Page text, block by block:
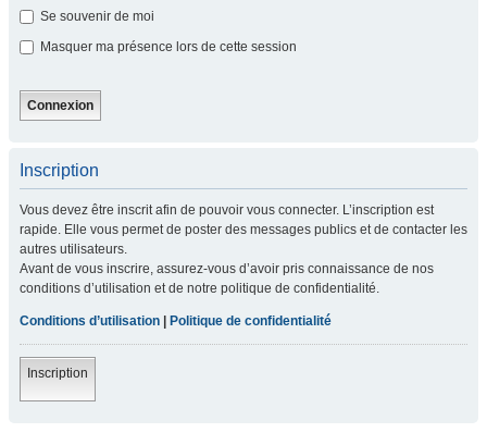
Se souvenir de moi
Masquer ma présence lors de cette session
Inscription
Vous devez être inscrit afin de pouvoir vous connecter. L’inscription est
rapide. Elle vous permet de poster des messages publics et de contacter les
autres utilisateurs.
Avant de vous inscrire, assurez-vous d’avoir pris connaissance de nos
conditions d’utilisation et de notre politique de confidentialité.
Conditions d’utilisation Politique de confidentialité
Inscription